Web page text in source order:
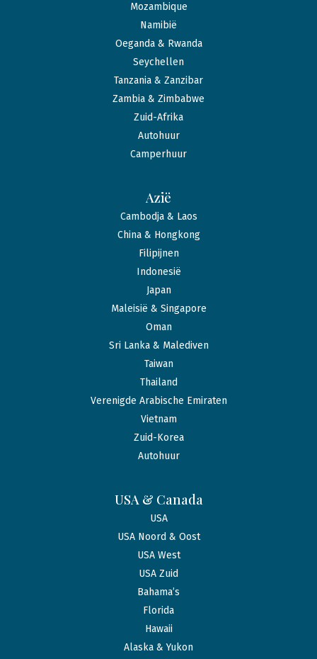
Mozambique
Namibië
Oeganda & Rwanda
Seychellen
Tanzania & Zanzibar
Zambia & Zimbabwe
Zuid-Afrika
Autohuur
Camperhuur
Azië
Cambodja & Laos
China & Hongkong
Filipijnen
Indonesië
Japan
Maleisië & Singapore
Oman
Sri Lanka & Malediven
Taiwan
Thailand
Verenigde Arabische Emiraten
Vietnam
Zuid-Korea
Autohuur
USA & Canada
USA
USA Noord & Oost
USA West
USA Zuid
Bahama’s
Florida
Hawaii
Alaska & Yukon